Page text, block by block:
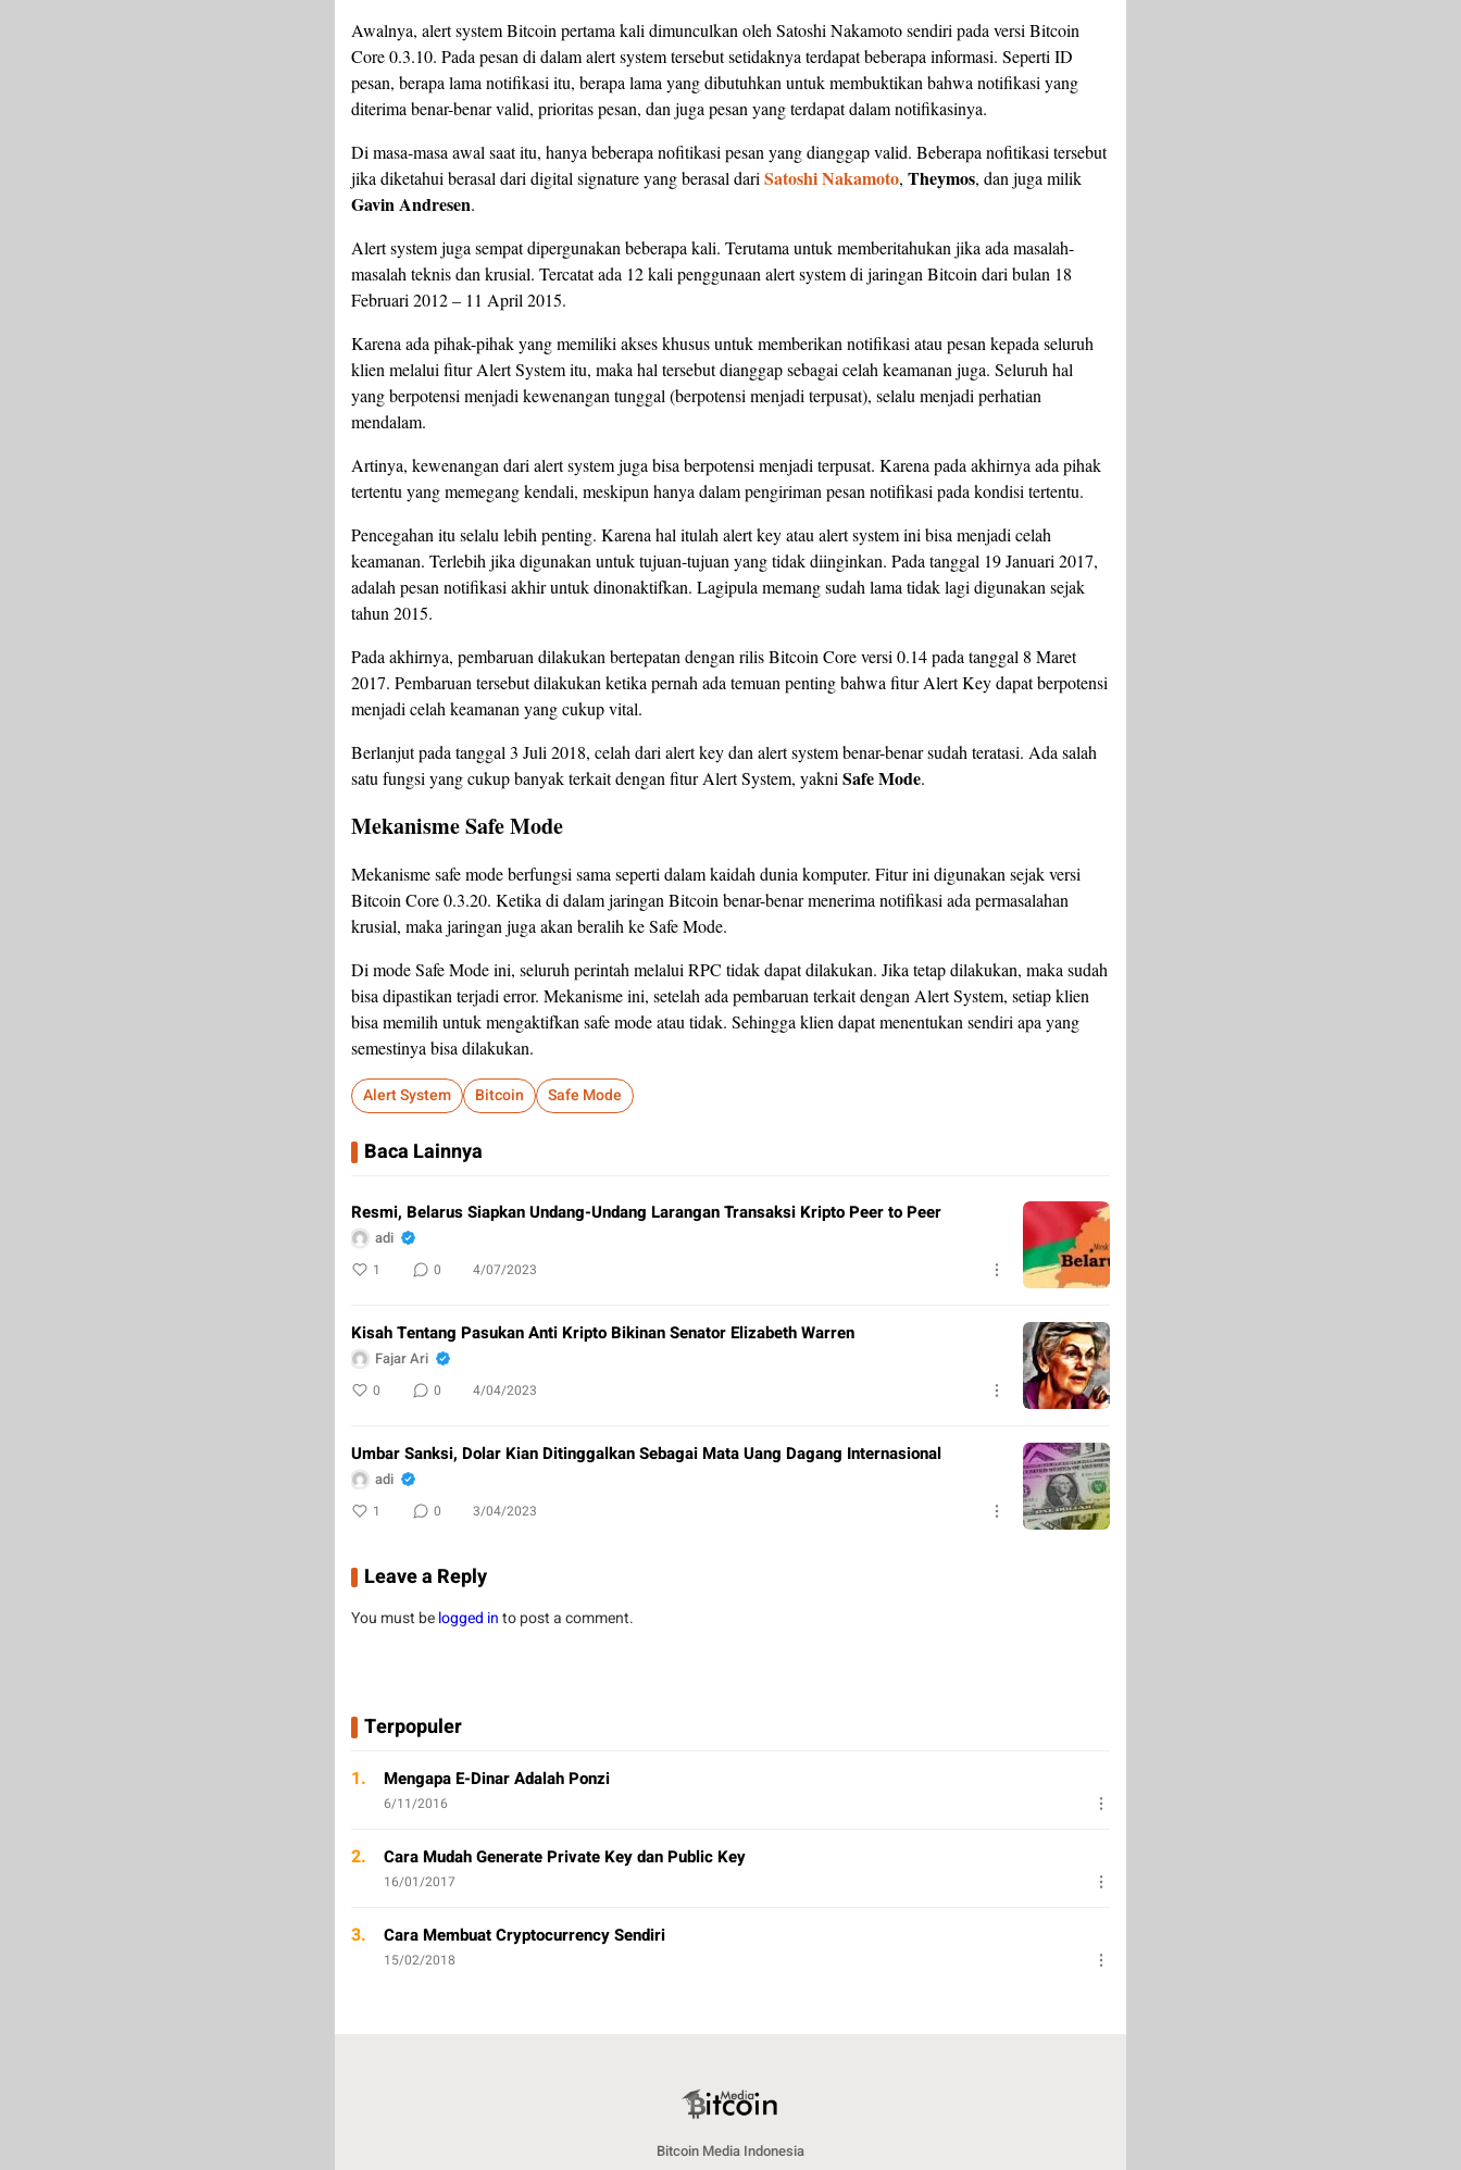
Awalnya, alert system Bitcoin pertama kali dimunculkan oleh Satoshi Nakamoto sendiri pada versi Bitcoin
Core 0.3.10. Pada pesan di dalam alert system tersebut setidaknya terdapat beberapa informasi. Seperti ID
pesan, berapa lama notifikasi itu, berapa lama yang dibutuhkan untuk membuktikan bahwa notifikasi yang
diterima benar-benar valid, prioritas pesan, dan juga pesan yang terdapat dalam notifikasinya.
Di masa-masa awal saat itu, hanya beberapa nofitikasi pesan yang dianggap valid. Beberapa nofitikasi tersebut
jika diketahui berasal dari digital signature yang berasal dariSatoshi Nakamoto, Theymos, dan juga milik
Gavin Andresen.
Alert system juga sempat dipergunakan beberapa kali. Terutama untuk memberitahukan jika ada masalah-
masalah teknis dan krusial. Tercatat ada 12 kali penggunaan alert system di jaringan Bitcoin dari bulan 18
Februari 2012 – 11 April 2015.
Karena ada pihak-pihak yang memiliki akses khusus untuk memberikan notifikasi atau pesan kepada seluruh
klien melalui fitur Alert System itu, maka hal tersebut dianggap sebagai celah keamanan juga. Seluruh hal
yang berpotensi menjadi kewenangan tunggal (berpotensi menjadi terpusat), selalu menjadi perhatian
mendalam.
Artinya, kewenangan dari alert system juga bisa berpotensi menjadi terpusat. Karena pada akhirnya ada pihak
tertentu yang memegang kendali, meskipun hanya dalam pengiriman pesan notifikasi pada kondisi tertentu.
Pencegahan itu selalu lebih penting. Karena hal itulah alert key atau alert system ini bisa menjadi celah
keamanan. Terlebih jika digunakan untuk tujuan-tujuan yang tidak diinginkan. Pada tanggal 19 Januari 2017,
adalah pesan notifikasi akhir untuk dinonaktifkan. Lagipula memang sudah lama tidak lagi digunakan sejak
tahun 2015.
Pada akhirnya, pembaruan dilakukan bertepatan dengan rilis Bitcoin Core versi 0.14 pada tanggal 8 Maret
2017. Pembaruan tersebut dilakukan ketika pernah ada temuan penting bahwa fitur Alert Key dapat berpotensi
menjadi celah keamanan yang cukup vital.
Berlanjut pada tanggal 3 Juli 2018, celah dari alert key dan alert system benar-benar sudah teratasi. Ada salah
satu fungsi yang cukup banyak terkait dengan fitur Alert System, yakniSafe Mode.
Mekanisme Safe Mode
Mekanisme safe mode berfungsi sama seperti dalam kaidah dunia komputer. Fitur ini digunakan sejak versi
Bitcoin Core 0.3.20. Ketika di dalam jaringan Bitcoin benar-benar menerima notifikasi ada permasalahan
krusial, maka jaringan juga akan beralih ke Safe Mode.
Di mode Safe Mode ini, seluruh perintah melalui RPC tidak dapat dilakukan. Jika tetap dilakukan, maka sudah
bisa dipastikan terjadi error. Mekanisme ini, setelah ada pembaruan terkait dengan Alert System, setiap klien
bisa memilih untuk mengaktifkan safe mode atau tidak. Sehingga klien dapat menentukan sendiri apa yang
semestinya bisa dilakukan.
Alert System Bitcoin Safe Mode
Baca Lainnya
Resmi, Belarus Siapkan Undang-Undang Larangan Transaksi Kripto Peer to Peer
adi
1 0 4/07/2023
Kisah Tentang Pasukan Anti Kripto Bikinan Senator Elizabeth Warren
Fajar Ari
0 0 4/04/2023
Umbar Sanksi, Dolar Kian Ditinggalkan Sebagai Mata Uang Dagang Internasional
adi
1 0 3/04/2023
Leave a Reply
You must belogged into post a comment.
Terpopuler
1. Mengapa E-Dinar Adalah Ponzi
6/11/2016
2. Cara Mudah Generate Private Key dan Public Key
16/01/2017
3. Cara Membuat Cryptocurrency Sendiri
15/02/2018
Bitcoin Media Indonesia